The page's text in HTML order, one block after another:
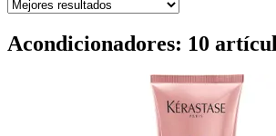
Acondicionadores: 10